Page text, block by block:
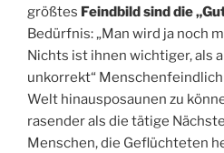
größtes Feindbild sind die
Bedürfnis: „Man wird ja noch
Nichts ist ihnen wichtiger, als
unkorrekt“
Welt hinausposaunen zu
rasender als die tätige
Menschen, die Geflüchteten